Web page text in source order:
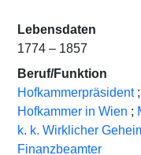
Lebensdaten
1774 – 1857
Beruf/Funktion
Hofkammerpräsident ;
Hofkammer in Wien ;
k. k. Wirklicher
Finanzbeamter